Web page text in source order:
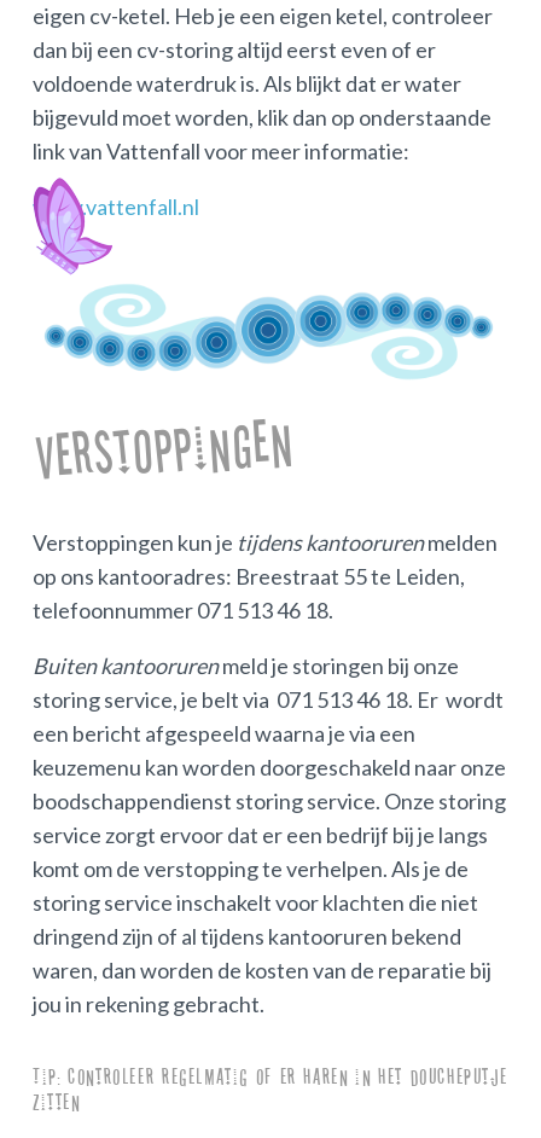
eigen cv-ketel. Heb je een eigen ketel, controleer
dan bij een cv-storing altijd eerst even of er
voldoende waterdruk is. Als blijkt dat er water
bijgevuld moet worden, klik dan op onderstaande
link van Vattenfall voor meer informatie:
www.vattenfall.nl
Verstoppingen
Verstoppingen kun je tijdens kantoorurenmelden
op ons kantooradres: Breestraat 55 te Leiden,
telefoonnummer 071 513 46 18.
Buiten kantoorurenmeld je storingen bij onze
storing service, je belt via 071 513 46 18. Er wordt
een bericht afgespeeld waarna je via een
keuzemenu kan worden doorgeschakeld naar onze
boodschappendienst storing service. Onze storing
service zorgt ervoor dat er een bedrijf bij je langs
komt om de verstopping te verhelpen. Als je de
storing service inschakelt voor klachten die niet
dringend zijn of al tijdens kantooruren bekend
waren, dan worden de kosten van de reparatie bij
jou in rekening gebracht.
Tip: controleer regelmatig of er haren in het doucheputje
zitten